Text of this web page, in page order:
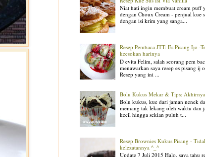
Niat hati ingin membuat cream puff
dengan Choux Cream - penjual kue
dengan isi krim yang sanga...
Resep Pembaca JTT: Es Pisang Ijo -
keesokan harinya
D evita Felim, salah seorang pem
menawarkan saya resep es pisang ij
Resep yang ini ...
Bolu Kukus Mekar & Tips:
Bolu kukus, kue dari jaman nenek
memang tak lekang oleh waktu dan
kecil hingga sekian puluh t...
Resep Brownies Kukus Pisang -
kelezatannya ^_^
Update 7 Juli 2015 Halo, saya tahu